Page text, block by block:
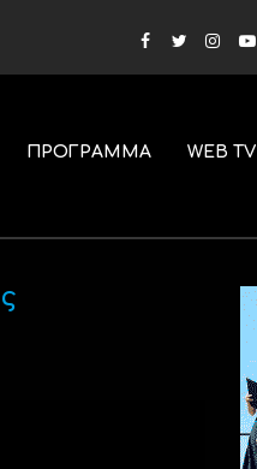
ΠΡΟΓΡΑΜΜΑ WEB TV